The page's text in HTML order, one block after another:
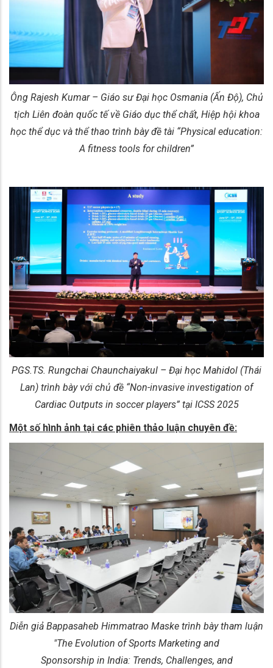
Ông Rajesh Kumar – Giáo sư Đại học Osmania (Ấn Độ), Chủ
tịch Liên đoàn quốc tế về Giáo dục thể chất, Hiệp hội khoa
học thể dục và thể thao trình bày đề tài “Physical education:
A fitness tools for children”
PGS.TS. Rungchai Chaunchaiyakul – Đại học Mahidol (Thái
Lan) trình bày với chủ đề “Non-invasive investigation of
Cardiac Outputs in soccer players” tại ICSS 2025
Một số hình ảnh tại các phiên thảo luận chuyên đề:
Diễn giả Bappasaheb Himmatrao Maske trình bày tham luận
"The Evolution of Sports Marketing and
Sponsorship in India: Trends, Challenges, and